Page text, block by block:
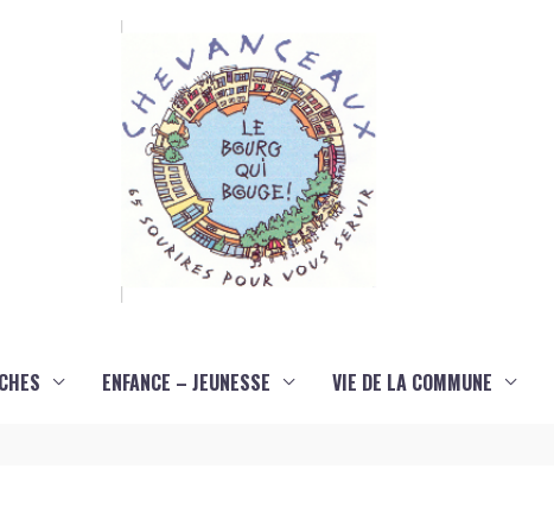
ENFANCE – JEUNESSE VIE DE LA COMMUNE